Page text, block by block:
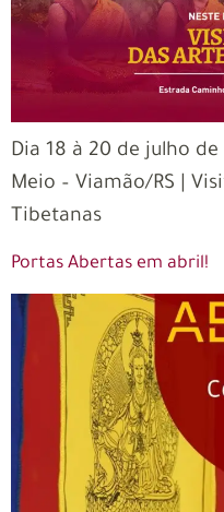
Dia 18 à 20 de julho
Meio – Viamão/RS |
Tibetanas
Portas Abertas em abril!